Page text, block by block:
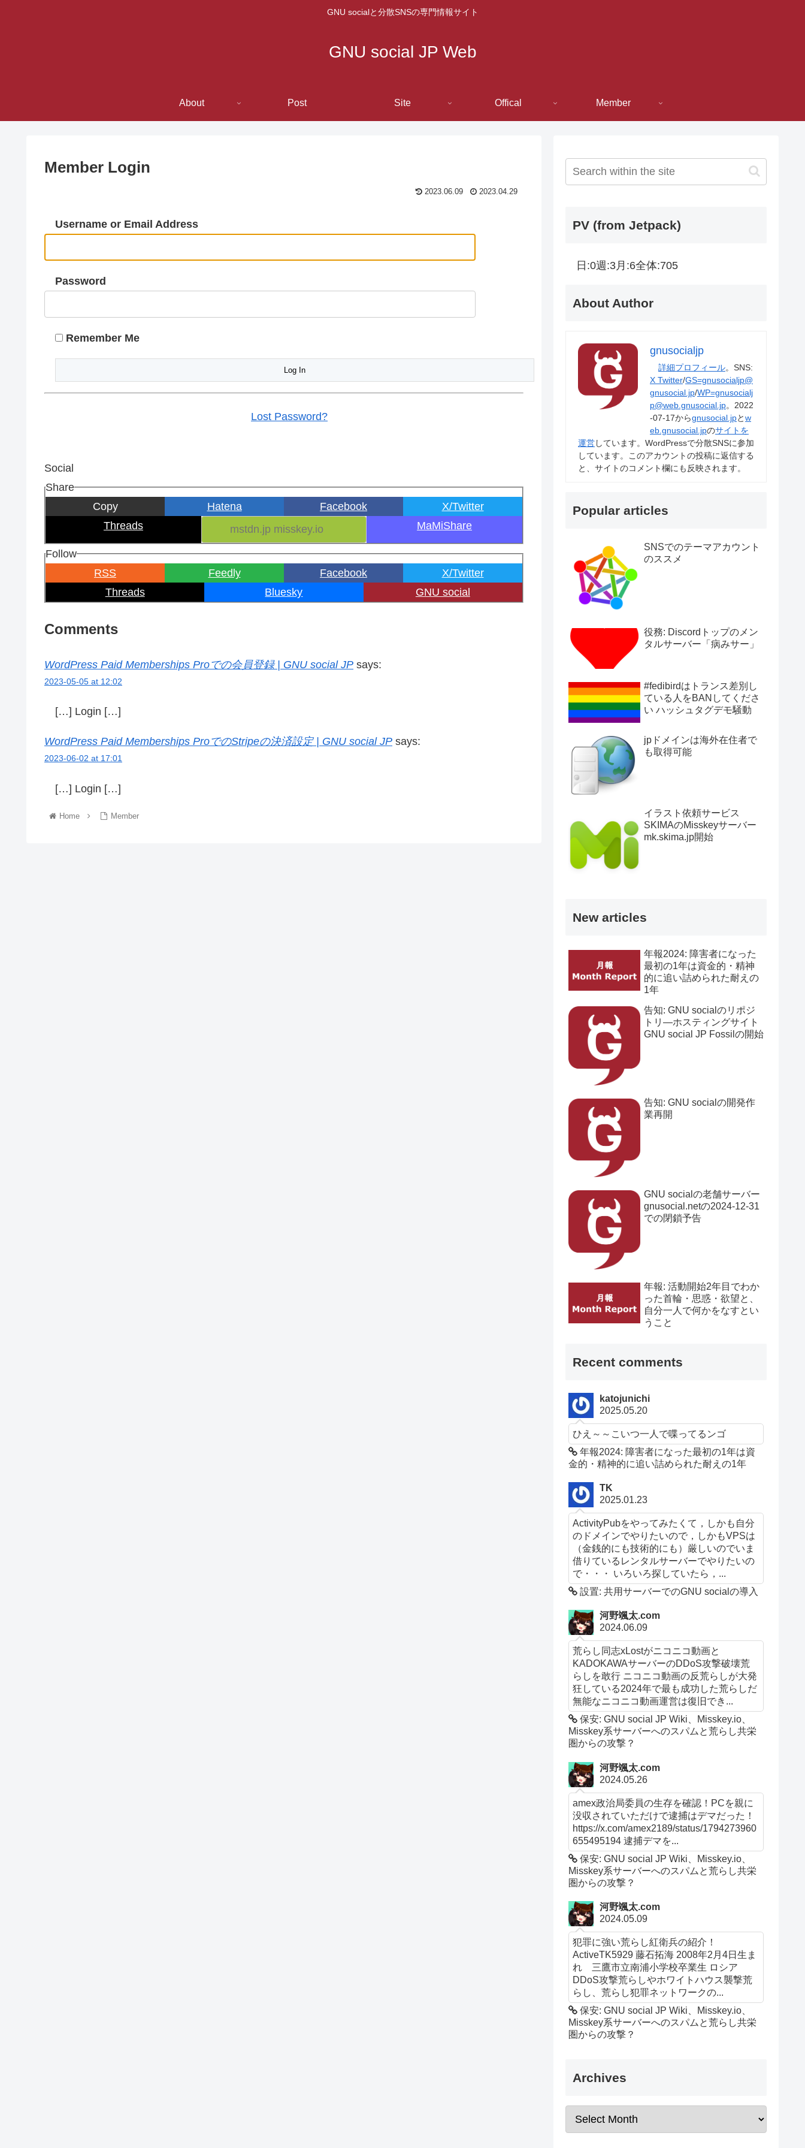
GNU socialと分散SNSの専門情報サイト
GNU social JP Web
About Post Site Offical Member
Member Login
2023.06.09 2023.04.29
Username or Email Address
Password
Remember Me
Lost Password?
Social
Share
Copy
Hatena Facebook
X/Twitter
Threads
MaMiShare
Follow
RSS
Feedly Facebook
X/Twitter
Threads
Bluesky GNU social
Comments
WordPress Paid Memberships Proでの会員登録 | GNU social JP says:
2023-05-05 at 12:02
[…] Login […]
WordPress Paid Memberships ProでのStripeの決済設定 | GNU social JP says:
2023-06-02 at 17:01
[…] Login […]
Home Member
PV (from Jetpack)
日:0週:3月:6全体:705
About Author
gnusocialjp
詳細プロフィール。SNS:
X Twitter/GS=gnusocialjp@
gnusocial.jp/WP=gnusocialj
p@web.gnusocial.jp。2022
-07-17からgnusocial.jpとw
eb.gnusocial.jpのサイトを
運営しています。WordPressで分散SNSに参加
しています。このアカウントの投稿に返信する
と、サイトのコメント欄にも反映されます。
Popular articles
SNSでのテーマアカウント
のススメ
役務: Discordトップのメン
タルサーバー「病みサー」
#fedibirdはトランス差別し
ている人をBANしてくださ
い ハッシュタグデモ騒動
jpドメインは海外在住者で
も取得可能
イラスト依頼サービス
SKIMAのMisskeyサーバー
mk.skima.jp開始
New articles
年報2024: 障害者になった
最初の1年は資金的・精神
的に追い詰められた耐えの
1年
告知: GNU socialのリポジ
トリ―ホスティングサイト
GNU social JP Fossilの開始
告知: GNU socialの開発作
業再開
GNU socialの老舗サーバー
gnusocial.netの2024-12-31
での閉鎖予告
年報: 活動開始2年目でわか
った首輪・思惑・欲望と、
自分一人で何かをなすとい
うこと
Recent comments
katojunichi
2025.05.20
ひえ～～こいつ一人で喋ってるンゴ
年報2024: 障害者になった最初の1年は資
金的・精神的に追い詰められた耐えの1年
TK
2025.01.23
ActivityPubをやってみたくて，しかも自分
のドメインでやりたいので，しかもVPSは
（金銭的にも技術的にも）厳しいのでいま
借りているレンタルサーバーでやりたいの
で・・・ いろいろ探していたら，...
設置: 共用サーバーでのGNU socialの導入
河野颯太.com
2024.06.09
荒らし同志xLostがニコニコ動画と
KADOKAWAサーバーのDDoS攻撃破壊荒
らしを敢行 ニコニコ動画の反荒らしが大発
狂している2024年で最も成功した荒らしだ
無能なニコニコ動画運営は復旧でき...
保安: GNU social JP Wiki、Misskey.io、
Misskey系サーバーへのスパムと荒らし共栄
圏からの攻撃？
河野颯太.com
2024.05.26
amex政治局委員の生存を確認！PCを親に
没収されていただけで逮捕はデマだった！
https://x.com/amex2189/status/1794273960
655495194 逮捕デマを...
保安: GNU social JP Wiki、Misskey.io、
Misskey系サーバーへのスパムと荒らし共栄
圏からの攻撃？
河野颯太.com
2024.05.09
犯罪に強い荒らし紅衛兵の紹介！
ActiveTK5929 藤石拓海 2008年2月4日生ま
れ 三鷹市立南浦小学校卒業生 ロシア
DDoS攻撃荒らしやホワイトハウス襲撃荒
らし、荒らし犯罪ネットワークの...
保安: GNU social JP Wiki、Misskey.io、
Misskey系サーバーへのスパムと荒らし共栄
圏からの攻撃？
Archives